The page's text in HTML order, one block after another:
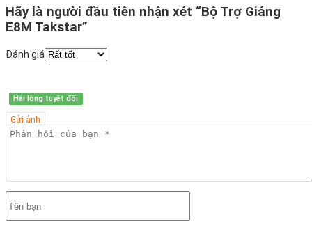
Hãy là người đầu tiên nhận xét “Bộ Trợ Giảng
E8M Takstar”
Đánh giá
Hài lòng tuyệt đối
Gửi ảnh